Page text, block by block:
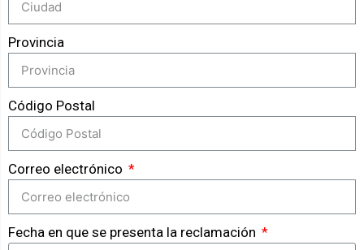
Provincia
Código Postal
Correo electrónico
Fecha en que se presenta la reclamación